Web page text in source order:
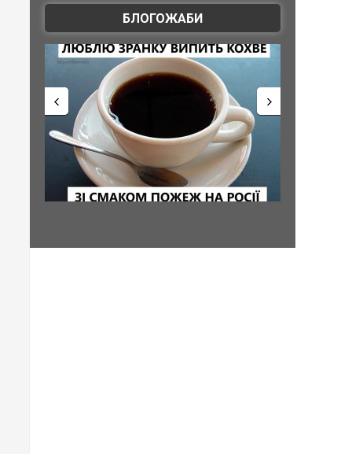
БЛОГОЖАБИ